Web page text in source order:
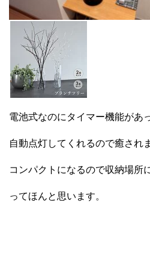
電池式なのにタイマー機能があ
自動点灯してくれるので癒され
コンパクトになるので収納場所
ってほんと思います。